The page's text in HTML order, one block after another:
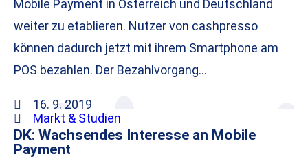
Mobile Payment in Österreich und Deutschland
weiter zu etablieren. Nutzer von cashpresso
können dadurch jetzt mit ihrem Smartphone am
POS bezahlen. Der Bezahlvorgang…
16. 9. 2019
Markt & Studien
DK: Wachsendes Interesse an Mobile
Payment